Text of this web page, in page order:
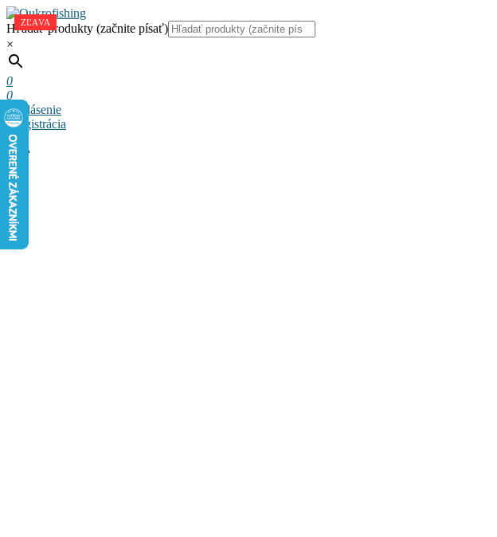
Hľadať produkty (začnite písať)
×
0
0
Prihlásenie
a registrácia
ZĽAVA
ZĽAVA
ZĽAVA